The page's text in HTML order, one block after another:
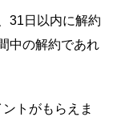
31日以内に解約
中の解約であれ
トがもらえま